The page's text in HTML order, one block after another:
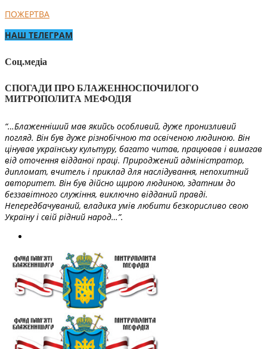
ПОЖЕРТВА
НАШ ТЕЛЕГРАМ
Соц.медіа
СПОГАДИ ПРО БЛАЖЕННОСПОЧИЛОГО
МИТРОПОЛИТА МЕФОДІЯ
“…Блаженніший мав якийсь особливий, дуже пронизливий
погляд. Він був дуже різнобічною та освіченою людиною. Він
цінував українську культуру, багато читав, працював і вимагав
від оточення відданої праці. Природжений адміністратор,
дипломат, вчитель і приклад для наслідування, непохитний
авторитет. Він був дійсно щирою людиною, здатним до
беззавітного служіння, виключно відданий правді.
Непередбачуваний, владика умів любити безкорисливо свою
Україну і свій рідний народ…”.